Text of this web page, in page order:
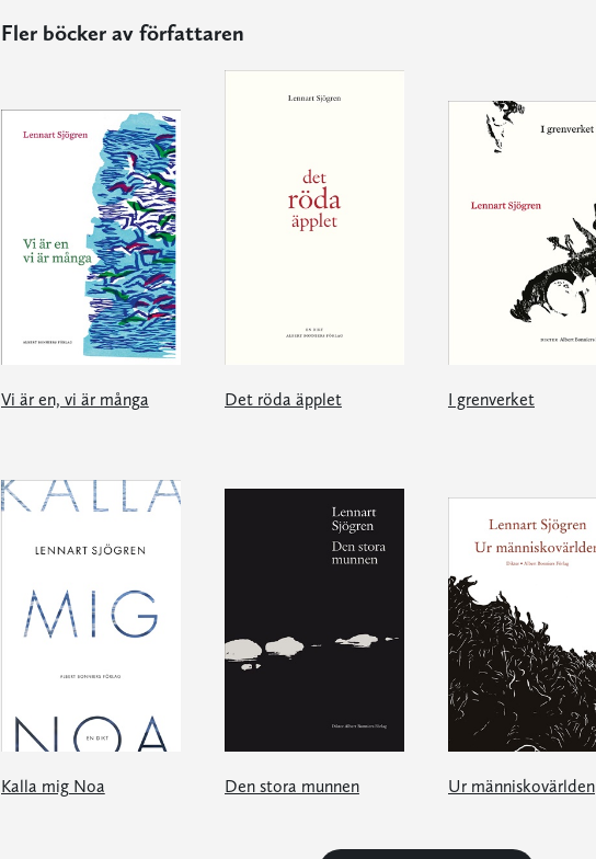
Fler böcker av författaren
Vi är en, vi är många Det röda äpplet I grenverket
Kalla mig Noa Den stora munnen Ur människovärlden